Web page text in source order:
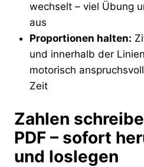
wechselt – viel Übung
aus
Proportionen halten:
und innerhalb der
motorisch
Zeit
Zahlen
PDF – sofort
und loslegen